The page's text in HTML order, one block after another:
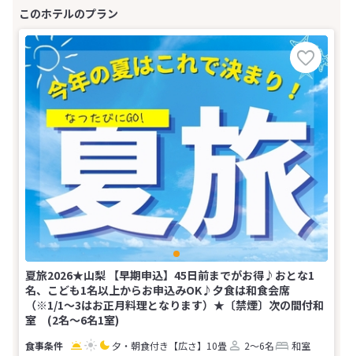
夏旅2026★山梨 【早期申込】45日前までがお得♪おとな1
名、こども1名以上からお申込みOK♪夕食は和食会席
（※1/1～3はお正月料理となります）★〔禁煙〕次の間付和
室 (2名～6名1室)
夕・朝食付き 【広さ】10畳 2～6名
和室